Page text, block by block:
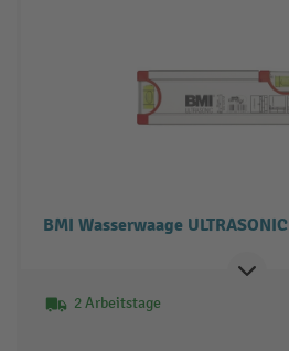
BMI Wasserwaage ULTRASONIC
2 Arbeitstage